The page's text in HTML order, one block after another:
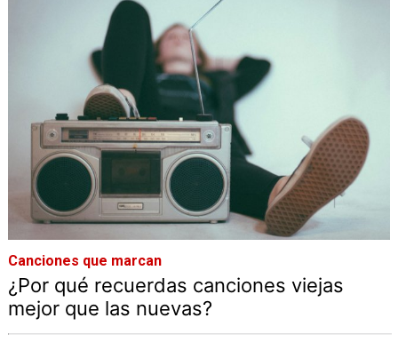
Canciones que marcan
¿Por qué recuerdas canciones viejas
mejor que las nuevas?